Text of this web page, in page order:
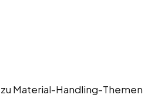
Material-Handling-Themen